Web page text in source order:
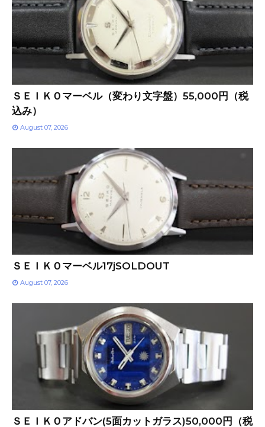
ＳＥＩＫＯマーベル（変わり文字盤）55,000円（税
込み）
August 07, 2026
ＳＥＩＫＯマーベル17jSOLDOUT
August 07, 2026
ＳＥＩＫＯアドバン(5面カットガラス)50,000円（税